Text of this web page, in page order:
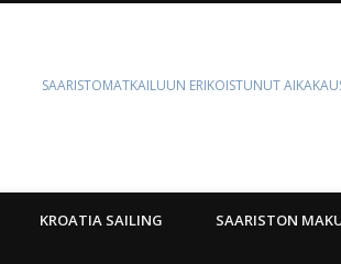
SAARISTOMATKAILUUN ERIKOISTUNUT
KROATIA SAILING SAARISTON